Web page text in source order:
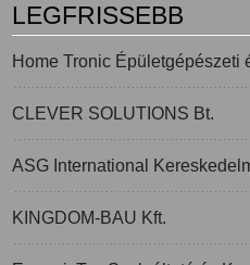
LEGFRISSEBB
Home Tronic Épületgépészeti
CLEVER SOLUTIONS Bt.
ASG International
KINGDOM-BAU Kft.